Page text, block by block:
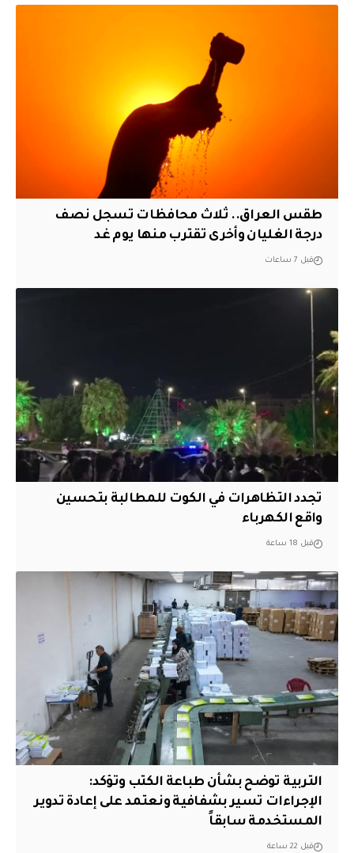
طقس العراق.. ثلاث محافظات تسجل نصف
درجة الغليان وأخرى تقترب منها يوم غد
قبل 7 ساعات
تجدد التظاهرات في الكوت للمطالبة بتحسين
واقع الكهرباء
قبل 18 ساعة
التربية توضح بشأن طباعة الكتب وتؤكد:
الإجراءات تسير بشفافية ونعتمد على إعادة تدوير
المستخدمة سابقاً
قبل 22 ساعة